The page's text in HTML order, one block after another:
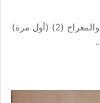
خطبة الجمعة القادمة من دروس وعبر معجزة الإسراء والمعراج (2) (أول مرة)